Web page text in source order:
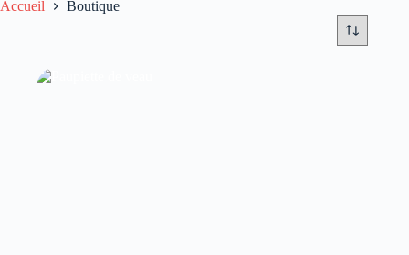
Accueil Boutique